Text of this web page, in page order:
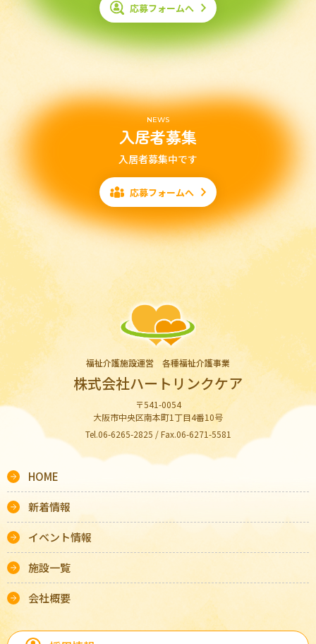
応募フォームへ
NEWS
入居者募集
入居者募集中です
応募フォームへ
福祉介護施設運営 各種福祉介護事業
株式会社ハートリンクケア
〒541-0054
大阪市中央区南本町1丁目4番10号
Tel.06-6265-2825 / Fax.06-6271-5581
HOME
新着情報
イベント情報
施設一覧
会社概要